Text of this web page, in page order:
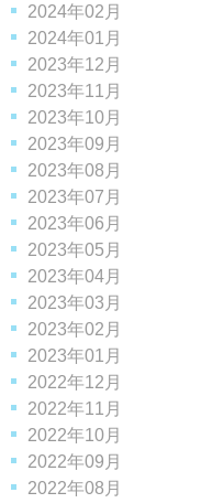
2024年02月
2024年01月
2023年12月
2023年11月
2023年10月
2023年09月
2023年08月
2023年07月
2023年06月
2023年05月
2023年04月
2023年03月
2023年02月
2023年01月
2022年12月
2022年11月
2022年10月
2022年09月
2022年08月